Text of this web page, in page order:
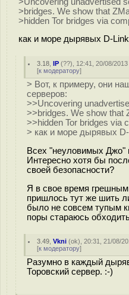
>bridges. We show that
>hidden Tor bridges via
как и море дырявых D-
3.18 ,IP (??), 12:41, 20/08/2013
[к модератору]
> Вот, к примеру, они
серверов:
>>Uncovering
>>bridges. We show that
>>hidden Tor bridges via
> как и море дырявых
Всех "неуловимых Джо"
Интересно хотя бы
своей безопасности?
Я в свое время
пришлось тут же шить
было не совсем тупым
поры стараюсь
3.49 ,Vkni (ok), 20:31, 21/08/
[к модератору]
Разумно в каждый
Торовский сервер. :-)